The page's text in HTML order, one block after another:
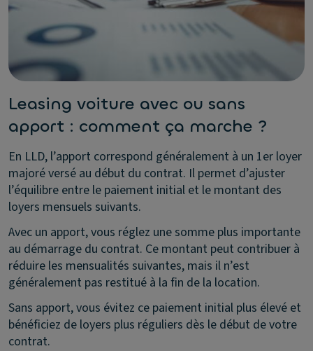
Leasing voiture avec ou sans
apport : comment ça marche ?
En LLD, l’apport correspond généralement à un 1er loyer
majoré versé au début du contrat. Il permet d’ajuster
l’équilibre entre le paiement initial et le montant des
loyers mensuels suivants.
Avec un apport, vous réglez une somme plus importante
au démarrage du contrat. Ce montant peut contribuer à
réduire les mensualités suivantes, mais il n’est
généralement pas restitué à la fin de la location.
Sans apport, vous évitez ce paiement initial plus élevé et
bénéficiez de loyers plus réguliers dès le début de votre
contrat.